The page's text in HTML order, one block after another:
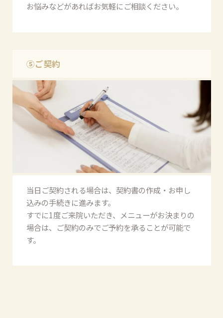
お悩みなどがあればお気軽にご相談ください。
⑤ご契約
当日ご契約される場合は、契約書の作成・お申し
込みの手続きに進みます。
すでに1度ご来院いただき、メニューがお決まりの
場合は、ご契約のみでご予約を承ることが可能で
す。